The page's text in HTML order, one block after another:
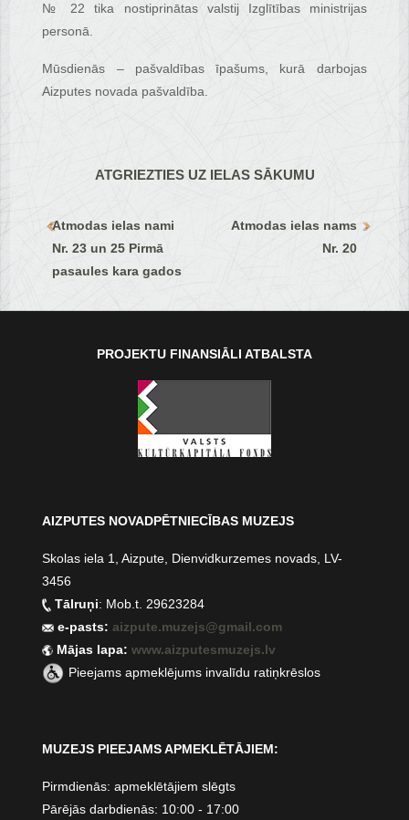
№ 22 tika nostiprinātas valstij Izglītības ministrijas
personā.
Mūsdienās – pašvaldības īpašums, kurā darbojas
Aizputes novada pašvaldība.
ATGRIEZTIES UZ IELAS SĀKUMU
Atmodas ielas nami
Nr. 23 un 25 Pirmā
pasaules kara gados
Atmodas ielas nams
Nr. 20
PROJEKTU FINANSIĀLI ATBALSTA
AIZPUTES NOVADPĒTNIECĪBAS MUZEJS
Skolas iela 1, Aizpute, Dienvidkurzemes novads, LV-
3456
Tālruņi: Mob.t. 29623284
e-pasts:aizpute.muzejs@gmail.com
Mājas lapa:www.aizputesmuzejs.lv
Pieejams apmeklējums invalīdu ratiņkrēslos
MUZEJS PIEEJAMS APMEKLĒTĀJIEM:
Pirmdienās: apmeklētājiem slēgts
Pārējās darbdienās: 10:00 - 17:00